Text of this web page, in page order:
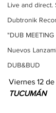
Live and direct.
Dubtronik
"DUB MEETING
Nuevos
DUB&BUD
Viernes 12
TUCUMÁN